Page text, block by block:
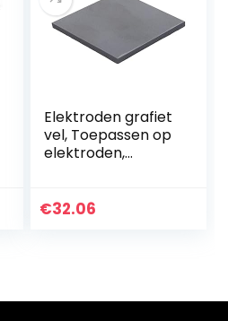
Elektroden grafiet
vel, Toepassen op
elektroden,
mm (1st).
€32.06